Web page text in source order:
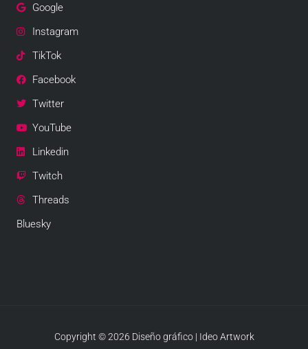
Google
Instagram
TikTok
Facebook
Twitter
YouTube
Linkedin
Twitch
Threads
Bluesky
Copyright © 2026 Diseño gráfico | Ideo Artwork